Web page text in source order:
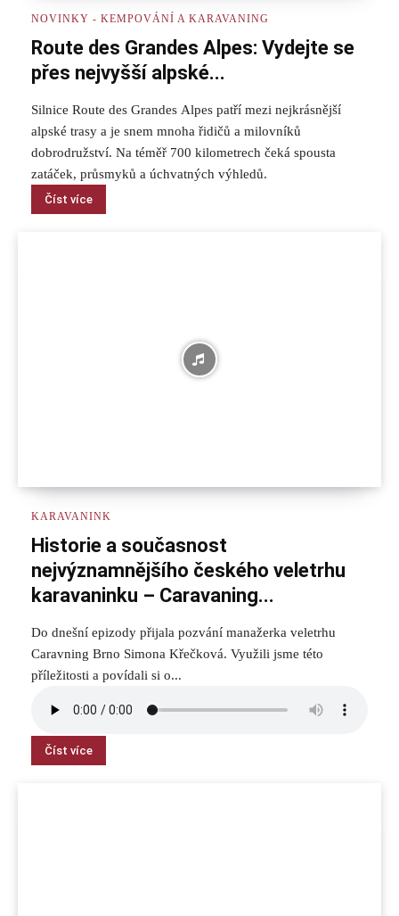
NOVINKY - KEMPOVÁNÍ A KARAVANING
Route des Grandes Alpes: Vydejte se
přes nejvyšší alpské...
Silnice Route des Grandes Alpes patří mezi nejkrásnější
alpské trasy a je snem mnoha řidičů a milovníků
dobrodružství. Na téměř 700 kilometrech čeká spousta
zatáček, průsmyků a úchvatných výhledů.
Číst více
KARAVANINK
Historie a současnost
nejvýznamnějšího českého veletrhu
karavaninku – Caravaning...
Do dnešní epizody přijala pozvání manažerka veletrhu
Caravning Brno Simona Křečková. Využili jsme této
příležitosti a povídali si o...
Číst více